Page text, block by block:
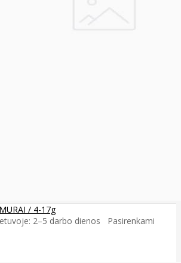
/ 4-17g
2–5 darbo dienos Pasirenkami